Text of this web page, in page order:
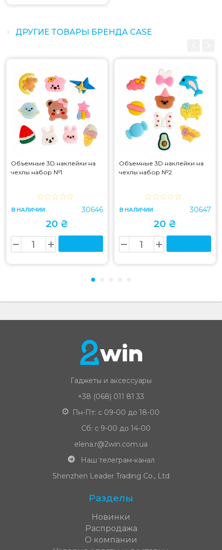
ДРУГИЕ ТОВАРЫ БРЕНДА CASE
Объемные 3D наклейки на
чехлы набор №1
В НАЛИЧИИ 30646
20 ₴
Объемные 3D наклейки на
чехлы набор №2
В НАЛИЧИИ 30647
20 ₴
Гаджеты и аксессуары
+38 (068) 011 81 33
Пн-Пт: с 09-00 до 18-00
Сб: с 9-00 до 14-00
elena.r@2win.com.ua
Наш телеграм-канал
Shenzhen Leader Trading Co., Ltd
Разделы
Новинки
Распродажа
О компании